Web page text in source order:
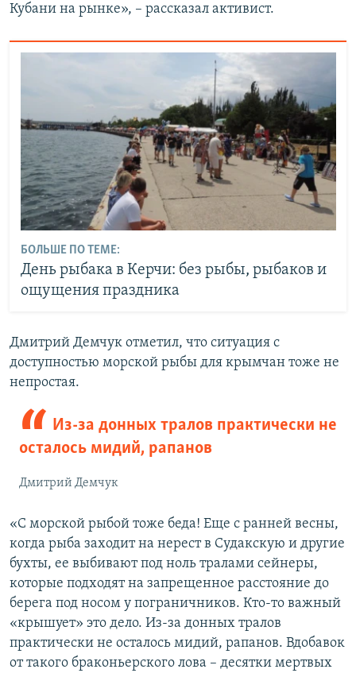
Кубани на рынке», – рассказал активист.
БОЛЬШЕ ПО ТЕМЕ:
День рыбака в Керчи: без рыбы, рыбаков и
ощущения праздника
Дмитрий Демчук отметил, что ситуация с
доступностью морской рыбы для крымчан тоже не
непростая.
Из-за донных тралов практически не
осталось мидий, рапанов
Дмитрий Демчук
«С морской рыбой тоже беда! Еще с ранней весны,
когда рыба заходит на нерест в Судакскую и другие
бухты, ее выбивают под ноль тралами сейнеры,
которые подходят на запрещенное расстояние до
берега под носом у пограничников. Кто-то важный
«крышует» это дело. Из-за донных тралов
практически не осталось мидий, рапанов. Вдобавок
от такого браконьерского лова – десятки мертвых